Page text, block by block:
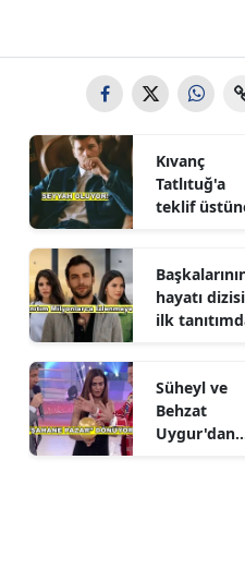
Kıvanç
Tatlıtuğ'a
teklif
hayatı
ilk
Süheyl ve
Behzat
Uygur'dan